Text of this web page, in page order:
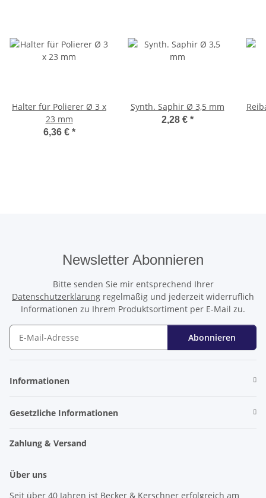
Halter für Polierer Ø 3 x
23 mm
6,36 € *
Synth. Saphir Ø 3,5 mm
2,28 € *
Newsletter Abonnieren
Bitte senden Sie mir entsprechend Ihrer
Datenschutzerklärung regelmäßig und jederzeit widerruflich
Informationen zu Ihrem Produktsortiment per E-Mail zu.
Abonnieren
Informationen
Gesetzliche Informationen
Zahlung & Versand
Über uns
Seit über 40 Jahren ist Becker & Kerschner erfolgreich am